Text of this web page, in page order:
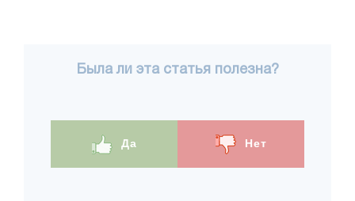
Была ли эта статья полезна?
Да Нет